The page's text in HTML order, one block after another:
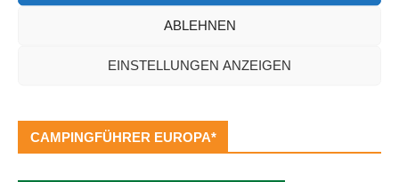
ABLEHNEN
EINSTELLUNGEN ANZEIGEN
Buchung kommt, erhalten wir eine kleine Provision.
CAMPINGFÜHRER EUROPA*